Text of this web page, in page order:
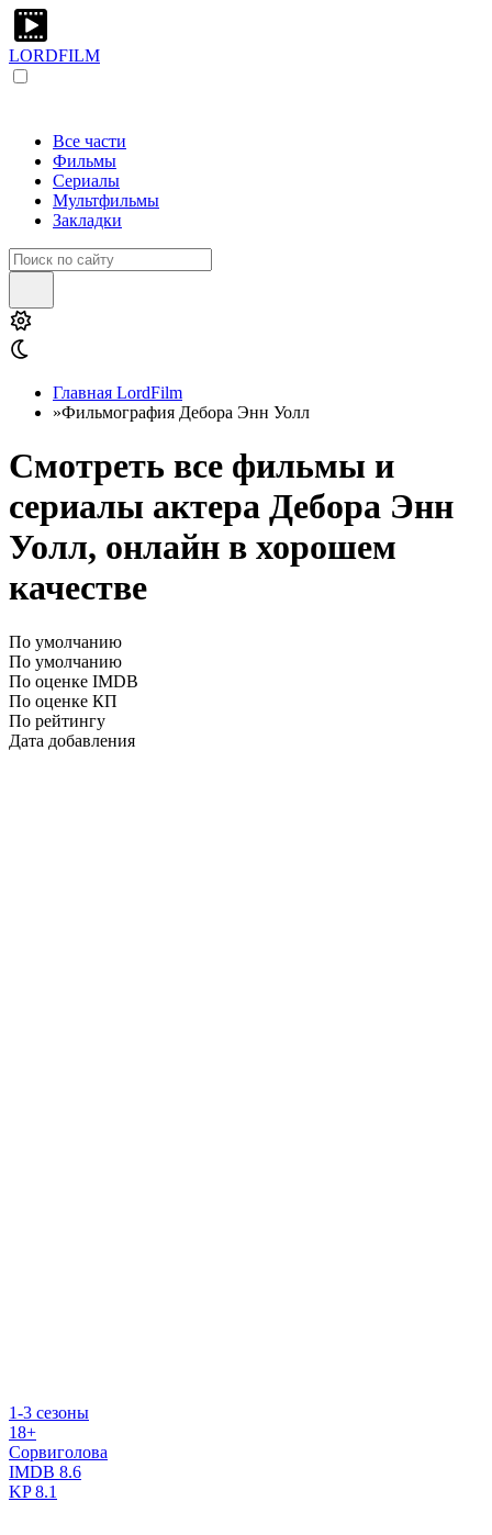
LORDFILM
Все части
Фильмы
Сериалы
Мультфильмы
Закладки
Главная LordFilm
»Фильмография Дебора Энн Уолл
Смотреть все фильмы и
сериалы актера Дебора Энн
Уолл, онлайн в хорошем
качестве
По умолчанию
По умолчанию
По оценке IMDB
По оценке КП
По рейтингу
Дата добавления
1-3 сезоны
18+
Сорвиголова
IMDB 8.6
KP8.1